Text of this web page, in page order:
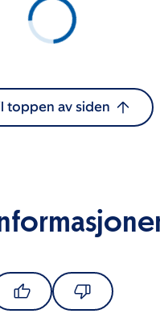
toppen av siden